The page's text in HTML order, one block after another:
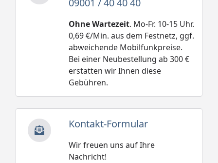
09001 / 40 40 40
Ohne Wartezeit. Mo-Fr. 10-15 Uhr.
0,69 €/Min. aus dem Festnetz, ggf.
abweichende Mobilfunkpreise.
Bei einer Neubestellung ab 300 €
erstatten wir Ihnen diese
Gebühren.
Kontakt-Formular
Wir freuen uns auf Ihre
Nachricht!